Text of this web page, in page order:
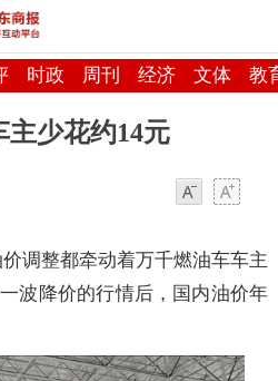
时政 周刊 经济 文体 教
少花约14元
调整都牵动着万千燃油车车主
波降价的行情后，国内油价年